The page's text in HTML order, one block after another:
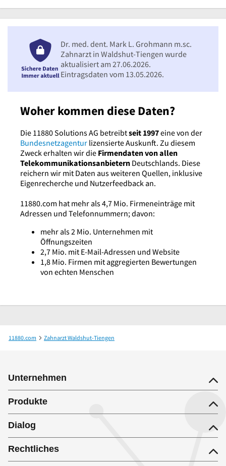
Woher kommen diese Daten?
Die 11880 Solutions AG betreibtseit 1997eine von der
Bundesnetzagentur lizensierte Auskunft. Zu diesem
Zweck erhalten wir die Firmendaten von allen
Telekommunikationsanbietern Deutschlands. Diese
reichern wir mit Daten aus weiteren Quellen, inklusive
Eigenrecherche und Nutzerfeedback an.
11880.com hat mehr als 4,7 Mio. Firmeneinträge mit
Adressen und Telefonnummern; davon:
mehr als 2 Mio. Unternehmen mit
Öffnungszeiten
2,7 Mio. mit E-Mail-Adressen und Website
1,8 Mio. Firmen mit aggregierten Bewertungen
von echten Menschen
Dr. med. dent. Mark L. Grohmann m.sc.
Zahnarzt in Waldshut-Tiengen wurde
aktualisiert am 27.06.2026.
Eintragsdaten vom 13.05.2026.
11880.com
Zahnarzt Waldshut-Tiengen
Unternehmen
Produkte
Dialog
Rechtliches